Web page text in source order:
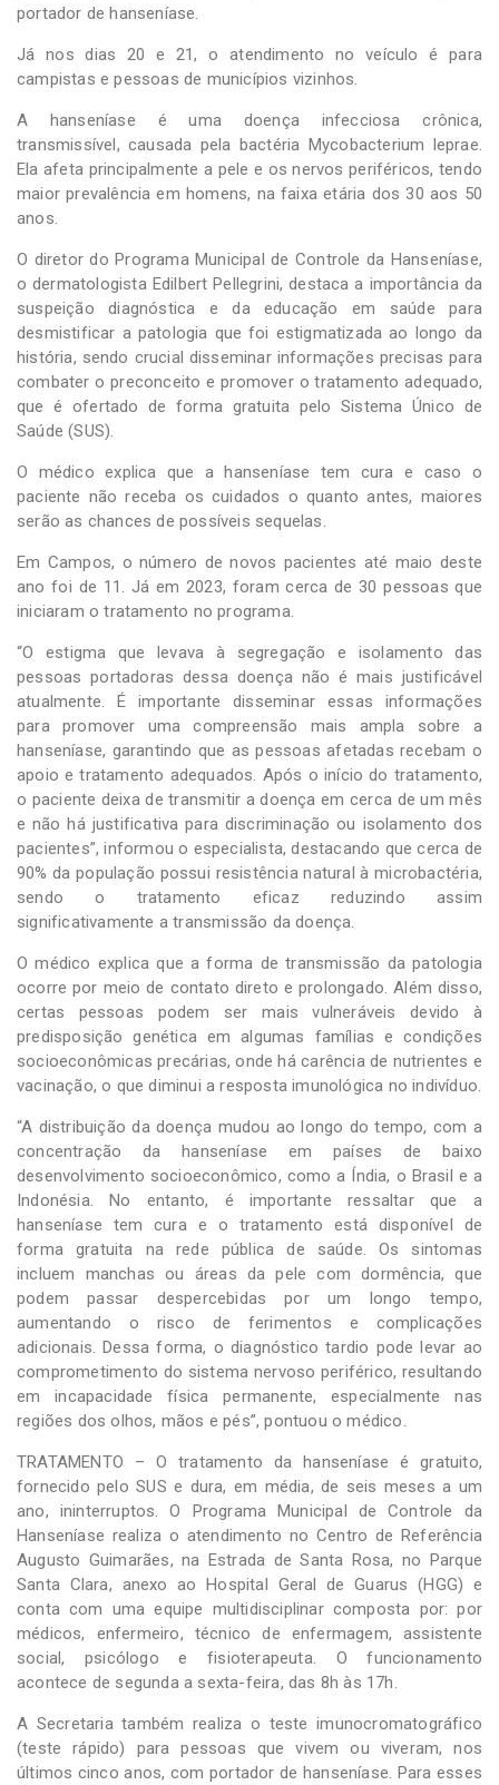
portador de hanseníase.
Já nos dias 20 e 21, o atendimento no veículo é para
campistas e pessoas de municípios vizinhos.
A hanseníase é uma doença infecciosa crônica,
transmissível, causada pela bactéria Mycobacterium leprae.
Ela afeta principalmente a pele e os nervos periféricos, tendo
maior prevalência em homens, na faixa etária dos 30 aos 50
anos.
O diretor do Programa Municipal de Controle da Hanseníase,
o dermatologista Edilbert Pellegrini, destaca a importância da
suspeição diagnóstica e da educação em saúde para
desmistificar a patologia que foi estigmatizada ao longo da
história, sendo crucial disseminar informações precisas para
combater o preconceito e promover o tratamento adequado,
que é ofertado de forma gratuita pelo Sistema Único de
Saúde (SUS).
O médico explica que a hanseníase tem cura e caso o
paciente não receba os cuidados o quanto antes, maiores
serão as chances de possíveis sequelas.
Em Campos, o número de novos pacientes até maio deste
ano foi de 11. Já em 2023, foram cerca de 30 pessoas que
iniciaram o tratamento no programa.
“O estigma que levava à segregação e isolamento das
pessoas portadoras dessa doença não é mais justificável
atualmente. É importante disseminar essas informações
para promover uma compreensão mais ampla sobre a
hanseníase, garantindo que as pessoas afetadas recebam o
apoio e tratamento adequados. Após o início do tratamento,
o paciente deixa de transmitir a doença em cerca de um mês
e não há justificativa para discriminação ou isolamento dos
pacientes”, informou o especialista, destacando que cerca de
90% da população possui resistência natural à microbactéria,
sendo o tratamento eficaz reduzindo assim
significativamente a transmissão da doença.
O médico explica que a forma de transmissão da patologia
ocorre por meio de contato direto e prolongado. Além disso,
certas pessoas podem ser mais vulneráveis devido à
predisposição genética em algumas famílias e condições
socioeconômicas precárias, onde há carência de nutrientes e
vacinação, o que diminui a resposta imunológica no indivíduo.
“A distribuição da doença mudou ao longo do tempo, com a
concentração da hanseníase em países de baixo
desenvolvimento socioeconômico, como a Índia, o Brasil e a
Indonésia. No entanto, é importante ressaltar que a
hanseníase tem cura e o tratamento está disponível de
forma gratuita na rede pública de saúde. Os sintomas
incluem manchas ou áreas da pele com dormência, que
podem passar despercebidas por um longo tempo,
aumentando o risco de ferimentos e complicações
adicionais. Dessa forma, o diagnóstico tardio pode levar ao
comprometimento do sistema nervoso periférico, resultando
em incapacidade física permanente, especialmente nas
regiões dos olhos, mãos e pés”, pontuou o médico.
TRATAMENTO – O tratamento da hanseníase é gratuito,
fornecido pelo SUS e dura, em média, de seis meses a um
ano, ininterruptos. O Programa Municipal de Controle da
Hanseníase realiza o atendimento no Centro de Referência
Augusto Guimarães, na Estrada de Santa Rosa, no Parque
Santa Clara, anexo ao Hospital Geral de Guarus (HGG) e
conta com uma equipe multidisciplinar composta por: por
médicos, enfermeiro, técnico de enfermagem, assistente
social, psicólogo e fisioterapeuta. O funcionamento
acontece de segunda a sexta-feira, das 8h às 17h.
A Secretaria também realiza o teste imunocromatográfico
(teste rápido) para pessoas que vivem ou viveram, nos
últimos cinco anos, com portador de hanseníase. Para esses